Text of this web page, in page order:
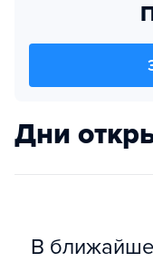
Дни
В